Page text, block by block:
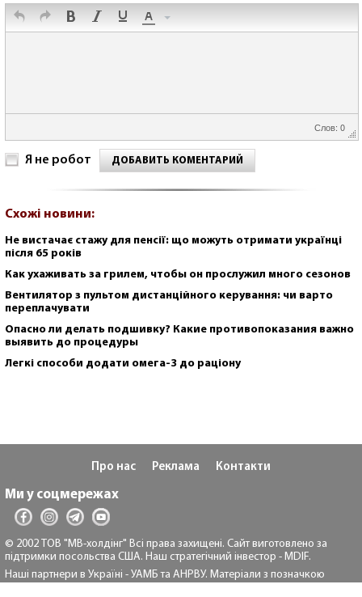
Слов: 0
Я не робот ДОБАВИТЬ КОМЕНТАРИЙ
Схожі новини:
Не вистачає стажу для пенсії: що можуть отримати українці
після 65 років
Как ухаживать за грилем, чтобы он прослужил много сезонов
Вентилятор з пультом дистанційного керування: чи варто
переплачувати
Опасно ли делать подшивку? Какие противопоказания важно
выявить до процедуры
Легкі способи додати омега-3 до раціону
Про нас Реклама Контакти
Ми у соцмережах
© 2002 ТОВ "МВ-холдінг" Всі права захищені. Сайт виготовлено за
підтримки посольства США. Наш стратегічний інвестор - MDIF.
Наші партнери в Україні - УАМБ та АНРВУ. Матеріали з позначкою